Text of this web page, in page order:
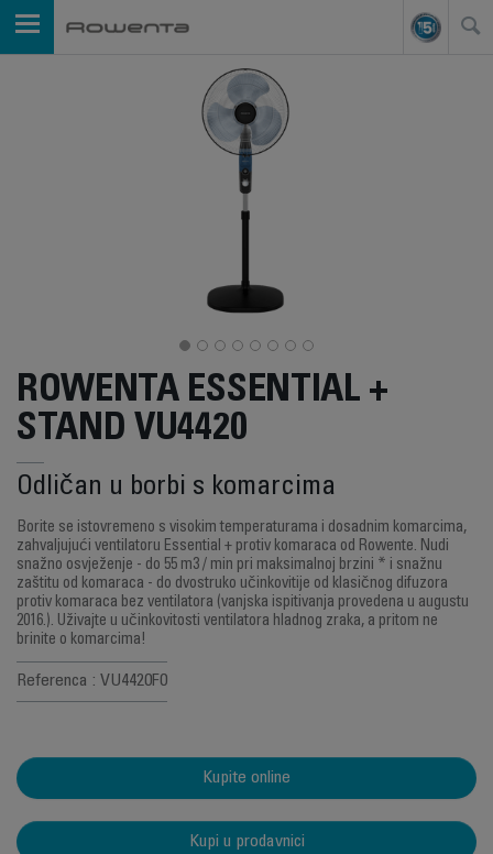
ROWENTA ESSENTIAL +
STAND VU4420
Odličan u borbi s komarcima
Borite se istovremeno s visokim temperaturama i dosadnim komarcima,
zahvaljujući ventilatoru Essential + protiv komaraca od Rowente. Nudi
snažno osvježenje - do 55 m3 / min pri maksimalnoj brzini * i snažnu
zaštitu od komaraca - do dvostruko učinkovitije od klasičnog difuzora
protiv komaraca bez ventilatora (vanjska ispitivanja provedena u augustu
2016.). Uživajte u učinkovitosti ventilatora hladnog zraka, a pritom ne
brinite o komarcima!
Referenca : VU4420F0
Kupite online
Kupi u prodavnici